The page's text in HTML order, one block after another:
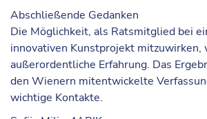
Abschließende Gedanken
Die Möglichkeit, als Ratsmitglied bei
innovativen Kunstprojekt mitzuwirken,
außerordentliche Erfahrung. Das
den Wienern mitentwickelte
wichtige Kontakte.